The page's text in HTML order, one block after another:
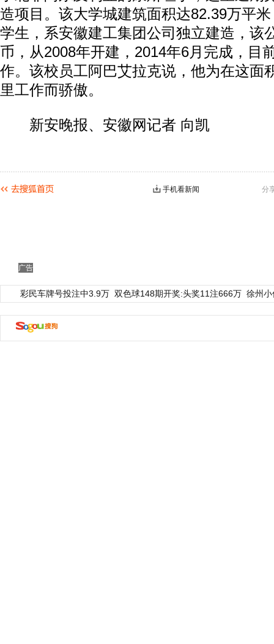
造项目。该大学城建筑面积达82.39万平
学生，系安徽建工集团公司独立建造，该
币，从2008年开建，2014年6月完成，目
作。该校员工阿巴艾拉克说，他为在这面
里工作而骄傲。
新安晚报、安徽网记者 向凯
分
手机看新闻
广告
彩民车牌号投注中3.9万 双色球148期开奖:头奖11注666万 徐州